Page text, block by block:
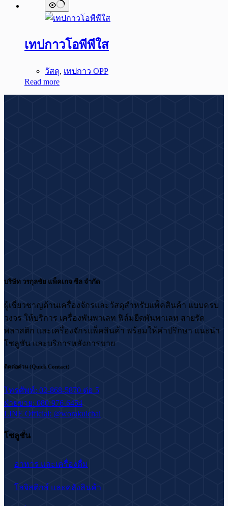
เทปกาวโอพีพีใส
วัสดุ, เทปกาว OPP
Read more
บริษัท วรกุลชัย แพ็คเกจ ซีล จำกัด
ผู้เชี่ยวชาญด้านเครื่องจักรและวัสดุสำหรับแพ็คสินค้า แบบครบ
วงจร ให้บริการ เครื่องพันพาเลท ฟิล์มยืดพันพาเลท สายรัด
พลาสติก และเครื่องจักรแพ็คสินค้า พร้อมให้คำปรึกษา แนะนำ
โซลูชัน และบริการหลังการขาย
ติดต่อด่วน (Quick Contact)
โทรศัพท์: 02-868-5870 ต่อ 5
ฝ่ายขาย: 080-976-6454
LINE Official: @worakulchai
โซลูชั่น
อาหาร และเครื่องดื่ม
โลจิสติกส์ และคลังสินค้า